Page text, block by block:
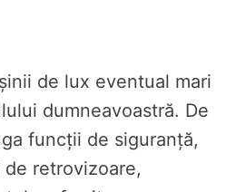
de lux eventual mari
dumneavoastră. De
funcții de siguranță,
retrovizoare,